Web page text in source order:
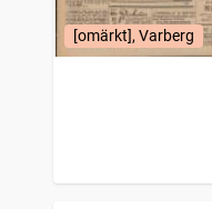
[omärkt], Varberg